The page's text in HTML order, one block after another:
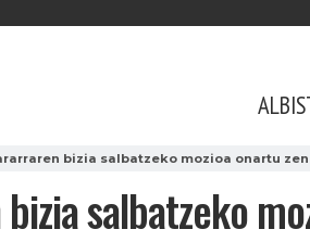
bizia salbatzeko mozioa onartu
salbatzeko